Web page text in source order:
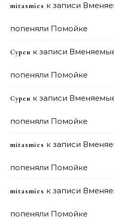
mitasmies к записи
попеняли Помойке
Сурен к записи
попеняли Помойке
Сурен к записи
попеняли Помойке
mitasmies к записи
попеняли Помойке
mitasmies к записи
попеняли Помойке